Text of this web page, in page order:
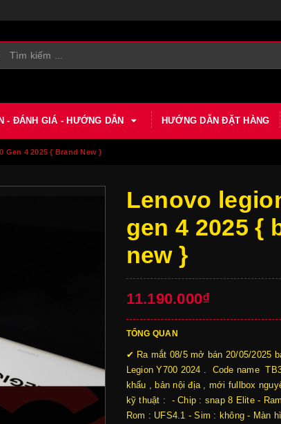
- ĐÁNH GIÁ - HƯỚNG DẪN HƯỚNG DẪN ĐẶT HÀNG
Gen 4 2025 { Brand New }
Lenovo
gen 4 2025 {
new }
11.190.000₫
TỔNG QUAN
✔ Ra mắt 08/5 mở bán 20/05/2025
Legion Y700 2024 . Code name
khẩu , bản nội địa , mới fullbox
kỹ thuật : - Chip : snap 8 Elite -
Rom : UFS4.1 - Sim : không - Màn